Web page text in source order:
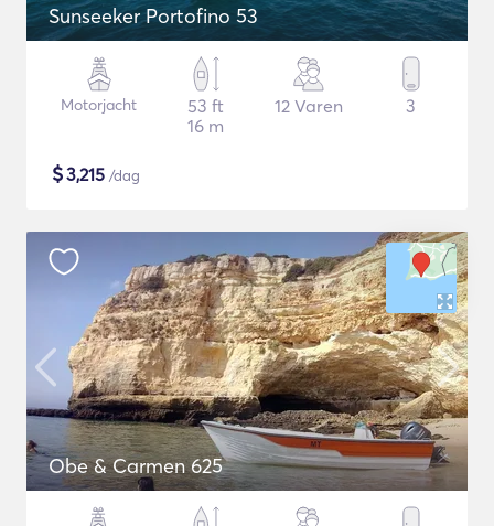
Sunseeker Portofino 53
Motorjacht
53 ft
16 m
12 Varen 3
$3,215 /dag
Obe & Carmen 625